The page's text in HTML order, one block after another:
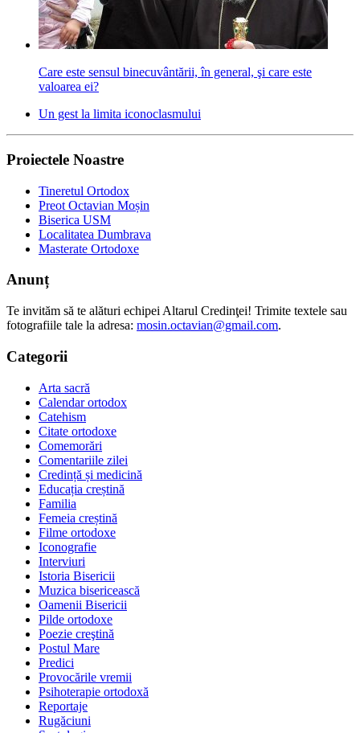
Care este sensul binecuvântării, în general, şi care este
valoarea ei?
Un gest la limita iconoclasmului
Proiectele Noastre
Tineretul Ortodox
Preot Octavian Moșin
Biserica USM
Localitatea Dumbrava
Masterate Ortodoxe
Anunț
Te invităm să te alături echipei Altarul Credinţei! Trimite textele sau
fotografiile tale la adresa: mosin.octavian@gmail.com.
Categorii
Arta sacră
Calendar ortodox
Catehism
Citate ortodoxe
Comemorări
Comentariile zilei
Credință și medicină
Educația creștină
Familia
Femeia creștină
Filme ortodoxe
Iconografie
Interviuri
Istoria Bisericii
Muzica bisericească
Oamenii Bisericii
Pilde ortodoxe
Poezie creştină
Postul Mare
Predici
Provocările vremii
Psihoterapie ortodoxă
Reportaje
Rugăciuni